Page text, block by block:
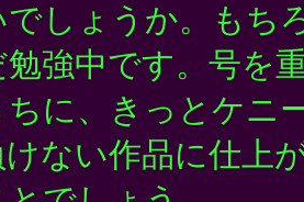
しょうか。もち
勉強中です。号を
に、きっとケニ
ない作品に仕上